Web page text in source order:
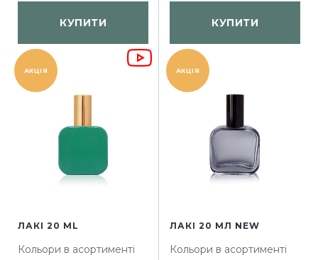
КУПИТИ КУПИТИ
АКЦІЯ
ЛАКІ 20 ML
Кольори в асортименті
АКЦІЯ
ЛАКІ 20 МЛ NEW
Кольори в асортименті